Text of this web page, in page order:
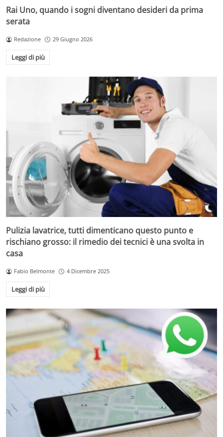
Rai Uno, quando i sogni diventano desideri da prima
serata
Redazione 29 Giugno 2026
Leggi di più
Pulizia lavatrice, tutti dimenticano questo punto e
rischiano grosso: il rimedio dei tecnici è una svolta in
casa
Fabio Belmonte 4 Dicembre 2025
Leggi di più